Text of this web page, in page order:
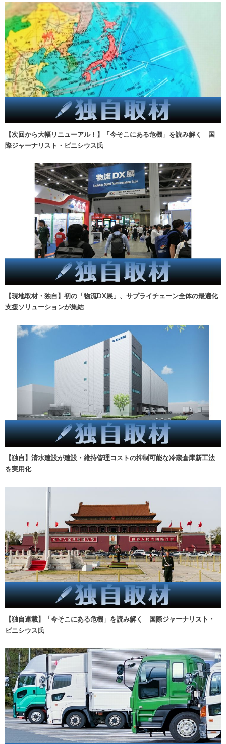
【次回から大幅リニューアル！】「今そこにある危機」を読み解く 国
際ジャーナリスト・ビニシウス氏
【現地取材・独自】初の「物流DX展」、サプライチェーン全体の最適化
支援ソリューションが集結
【独自】清水建設が建設・維持管理コストの抑制可能な冷蔵倉庫新工法
を実用化
【独自連載】「今そこにある危機」を読み解く 国際ジャーナリスト・
ビニシウス氏